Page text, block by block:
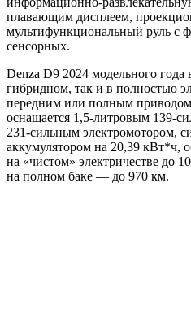
плавающим дисплеем,
мультифункциональный руль с
сенсорных.
Denza D9 2024 модельного года
гибридном, так и в полностью
передним или полным
оснащается 1,5-литровым 139-
231-сильным электромотором,
аккумулятором на 20,39 кВт*ч,
на «чистом» электричестве до
на полном баке — до 970 км.